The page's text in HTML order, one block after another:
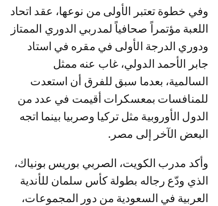
وفي خطوة تعتبر الأولى من نوعها، عقد اتحاد
اللعبة مؤتمراً صحافياً لمدربي الدوري الممتاز
ودوري الدرجة الأولى في مقره في استاد
جابر الأحمد الدولي، غاب عنه ممثل
السالمية، بعدما سبق للفرق أن استعدت
للمنافسات بمعسكرات أقيمت في عدد من
الدول الأوروبية مثل تركيا وصربيا بينما اتجه
البعض الآخر إلى مصر.
وأكد مدرب الكويت، الصربي بوريس بونياك،
الذي ودّع رجاله بطولة كأس سلمان للأندية
العربية في السعودية من دور المجموعات،